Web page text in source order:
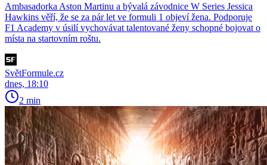
Ambasadorka Aston Martinu a bývalá závodnice W Series Jessica
Hawkins věří, že se za pár let ve formuli 1 objeví žena. Podporuje
F1 Academy v úsilí vychovávat talentované ženy schopné bojovat o
místa na startovním roštu.
SvětFormule.cz
dnes, 18:10
2 min